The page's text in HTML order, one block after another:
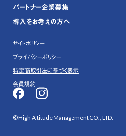
パートナー企業募集
導入をお考えの方へ
サイトポリシー
プライバシーポリシー
特定商取引法に基づく表示
会員規約
© High Altitude Management CO., LTD.